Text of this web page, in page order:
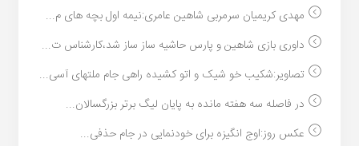
مهدی کریمیان سرمربی شاهین عامری:نیمه اول بچه های م...
داوری بازی شاهین و پارس حاشیه ساز ساز شد،کارشناس ت...
تصاویر:شکیب خو شیک و اتو کشیده راهی جام ملتهای آسی...
در فاصله سه هفته مانده به پایان لیگ برتر بزرگسالان...
عکس روز:اوج انگیزه برای خودنمایی در جام حذفی...